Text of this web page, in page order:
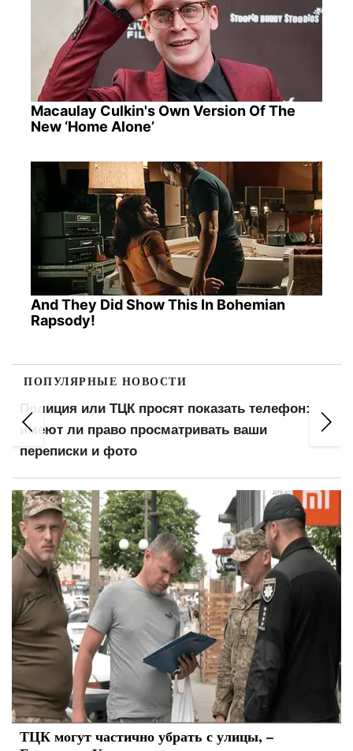
Macaulay Culkin's Own Version Of The
New ‘Home Alone’
And They Did Show This In Bohemian
Rapsody!
ПОПУЛЯРНЫЕ НОВОСТИ
Полиция или ТЦК просят показать телефон:
имеют ли право просматривать ваши
переписки и фото
ТЦК могут частично убрать с улицы, –